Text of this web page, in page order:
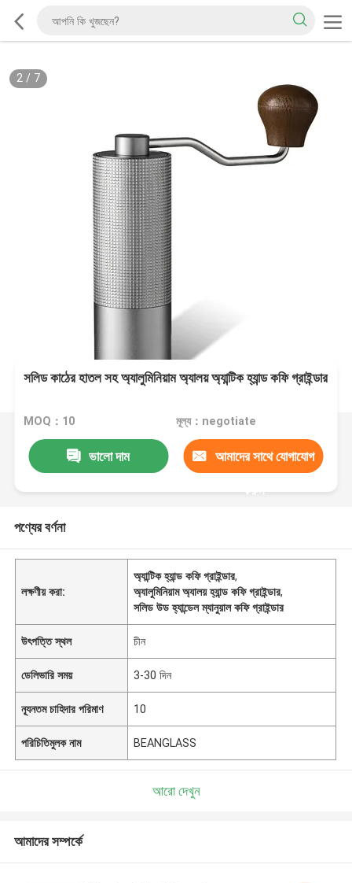
2/ 7
সলিড কাঠের হাতল সহ অ্যালুমিনিয়াম অ্যালয় অ্যান্টিক হ্যান্ড কফি গ্রাইন্ডার
MOQ：10 মূল্য：negotiate
ভালো দাম আমাদের সাথে যোগাযোগ
করুন
পণ্যের বর্ণনা
লক্ষণীয় করা:
অ্যান্টিক হ্যান্ড কফি গ্রাইন্ডার,
অ্যালুমিনিয়াম অ্যালয় হ্যান্ড কফি গ্রাইন্ডার,
সলিড উড হ্যান্ডেল ম্যানুয়াল কফি গ্রাইন্ডার
উৎপত্তি স্থল চীন
ডেলিভারি সময় 3-30 দিন
ন্যূনতম চাহিদার পরিমাণ 10
পরিচিতিমুলক নাম BEANGLASS
আরো দেখুন
আমাদের সম্পর্কে